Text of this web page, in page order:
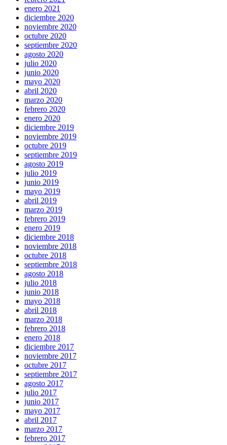
enero 2021
diciembre 2020
noviembre 2020
octubre 2020
septiembre 2020
agosto 2020
julio 2020
junio 2020
mayo 2020
abril 2020
marzo 2020
febrero 2020
enero 2020
diciembre 2019
noviembre 2019
octubre 2019
septiembre 2019
agosto 2019
julio 2019
junio 2019
mayo 2019
abril 2019
marzo 2019
febrero 2019
enero 2019
diciembre 2018
noviembre 2018
octubre 2018
septiembre 2018
agosto 2018
julio 2018
junio 2018
mayo 2018
abril 2018
marzo 2018
febrero 2018
enero 2018
diciembre 2017
noviembre 2017
octubre 2017
septiembre 2017
agosto 2017
julio 2017
junio 2017
mayo 2017
abril 2017
marzo 2017
febrero 2017